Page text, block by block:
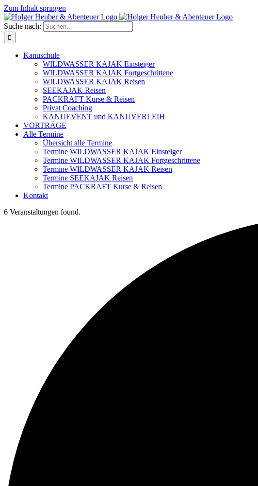
Zum Inhalt springen
Suche nach:
Kanuschule
WILDWASSER KAJAK Einsteiger
WILDWASSER KAJAK Fortgeschrittene
WILDWASSER KAJAK Reisen
SEEKAJAK Reisen
PACKRAFT Kurse & Reisen
Privat Coaching
KANUEVENT und KANUVERLEIH
VORTRÄGE
Alle Termine
Übersicht alle Termine
Termine WILDWASSER KAJAK Einsteiger
Termine WILDWASSER KAJAK Fortgeschrittene
Termine WILDWASSER KAJAK Reisen
Termine SEEKAJAK Reisen
Termine PACKRAFT Kurse & Reisen
Kontakt
6 Veranstaltungen found.